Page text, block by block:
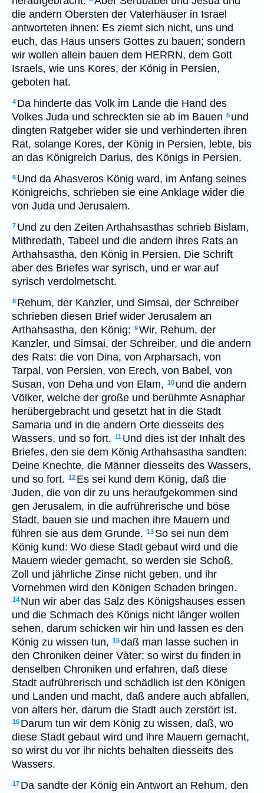
die andern Obersten der Vaterhäuser in Israel
antworteten ihnen: Es ziemt sich nicht, uns und
euch, das Haus unsers Gottes zu bauen; sondern
wir wollen allein bauen dem HERRN, dem Gott
Israels, wie uns Kores, der König in Persien,
geboten hat.
4 Da hinderte das Volk im Lande die Hand des
Volkes Juda und schreckten sie ab im Bauen 5 und
dingten Ratgeber wider sie und verhinderten ihren
Rat, solange Kores, der König in Persien, lebte, bis
an das Königreich Darius, des Königs in Persien.
6 Und da Ahasveros König ward, im Anfang seines
Königreichs, schrieben sie eine Anklage wider die
von Juda und Jerusalem.
7 Und zu den Zeiten Arthahsasthas schrieb Bislam,
Mithredath, Tabeel und die andern ihres Rats an
Arthahsastha, den König in Persien. Die Schrift
aber des Briefes war syrisch, und er war auf
syrisch verdolmetscht.
8 Rehum, der Kanzler, und Simsai, der Schreiber
schrieben diesen Brief wider Jerusalem an
Arthahsastha, den König: 9Wir, Rehum, der
Kanzler, und Simsai, der Schreiber, und die andern
des Rats: die von Dina, von Arpharsach, von
Tarpal, von Persien, von Erech, von Babel, von
Susan, von Deha und von Elam, 10 und die andern
Völker, welche der große und berühmte Asnaphar
herübergebracht und gesetzt hat in die Stadt
Samaria und in die andern Orte diesseits des
Wassers, und so fort. 11 Und dies ist der Inhalt des
Briefes, den sie dem König Arthahsastha sandten:
Deine Knechte, die Männer diesseits des Wassers,
und so fort. 12 Es sei kund dem König, daß die
Juden, die von dir zu uns heraufgekommen sind
gen Jerusalem, in die aufrührerische und böse
Stadt, bauen sie und machen ihre Mauern und
führen sie aus dem Grunde. 13 So sei nun dem
König kund: Wo diese Stadt gebaut wird und die
Mauern wieder gemacht, so werden sie Schoß,
Zoll und jährliche Zinse nicht geben, und ihr
Vornehmen wird den Königen Schaden bringen.
14 Nun wir aber das Salz des Königshauses essen
und die Schmach des Königs nicht länger wollen
sehen, darum schicken wir hin und lassen es den
König zu wissen tun, 15daß man lasse suchen in
den Chroniken deiner Väter; so wirst du finden in
denselben Chroniken und erfahren, daß diese
Stadt aufrührerisch und schädlich ist den Königen
und Landen und macht, daß andere auch abfallen,
von alters her, darum die Stadt auch zerstört ist.
16 Darum tun wir dem König zu wissen, daß, wo
diese Stadt gebaut wird und ihre Mauern gemacht,
so wirst du vor ihr nichts behalten diesseits des
Wassers.
17 Da sandte der König ein Antwort an Rehum, den